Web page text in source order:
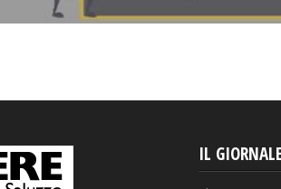
IL GIORNALE